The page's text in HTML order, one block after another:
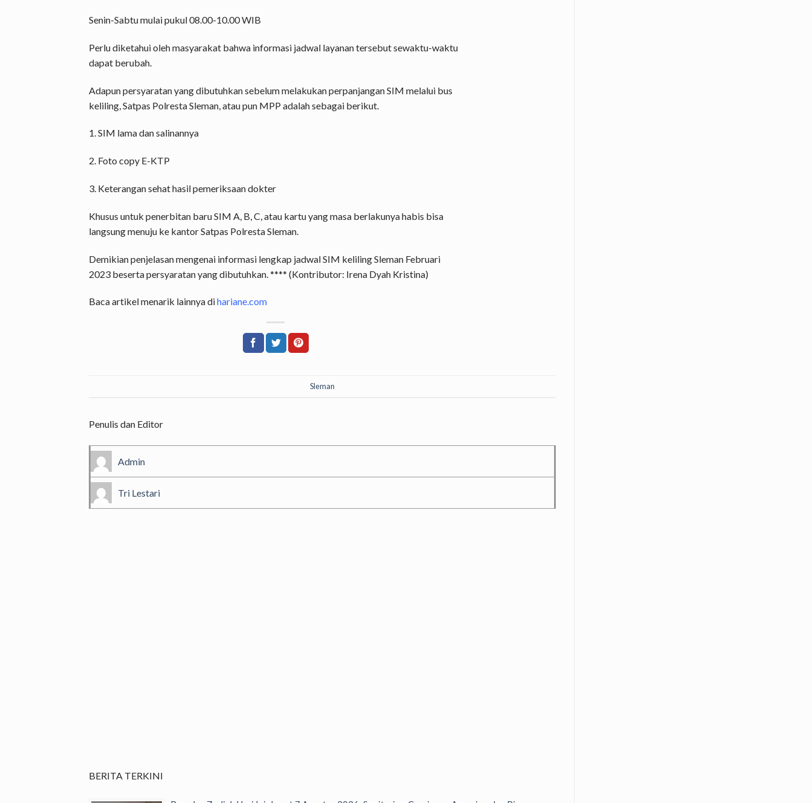
Senin-Sabtu mulai pukul 08.00-10.00 WIB
Perlu diketahui oleh masyarakat bahwa informasi jadwal layanan tersebut sewaktu-waktu
dapat berubah.
Adapun persyaratan yang dibutuhkan sebelum melakukan perpanjangan SIM melalui bus
keliling, Satpas Polresta Sleman, atau pun MPP adalah sebagai berikut.
1. SIM lama dan salinannya
2. Foto copy E-KTP
3. Keterangan sehat hasil pemeriksaan dokter
Khusus untuk penerbitan baru SIM A, B, C, atau kartu yang masa berlakunya habis bisa
langsung menuju ke kantor Satpas Polresta Sleman.
Demikian penjelasan mengenai informasi lengkap jadwal SIM keliling Sleman Februari
2023 beserta persyaratan yang dibutuhkan. **** (Kontributor: Irena Dyah Kristina)
Baca artikel menarik lainnya dihariane.com
Sleman
Penulis dan Editor
Admin
Tri Lestari
BERITA TERKINI